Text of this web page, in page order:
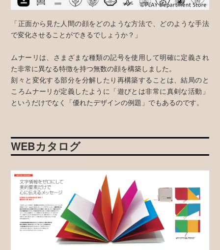
「正面から見た人間の顔をどのような方法で、どのような手法
で変化させることができるでしょうか？」
ムナーリは、さまざまな種類の記号を使用して明確に定義され
た非常に異なる特徴を持つ無数の顔を構築しました。
刻々と変化する部分を分解したり再構築することは、結局のと
ころムナーリが定義したように「遊びとは非常に真剣な活動」
というだけでなく「優れたデザインの例題」でもあるのです。
WEBカタログ